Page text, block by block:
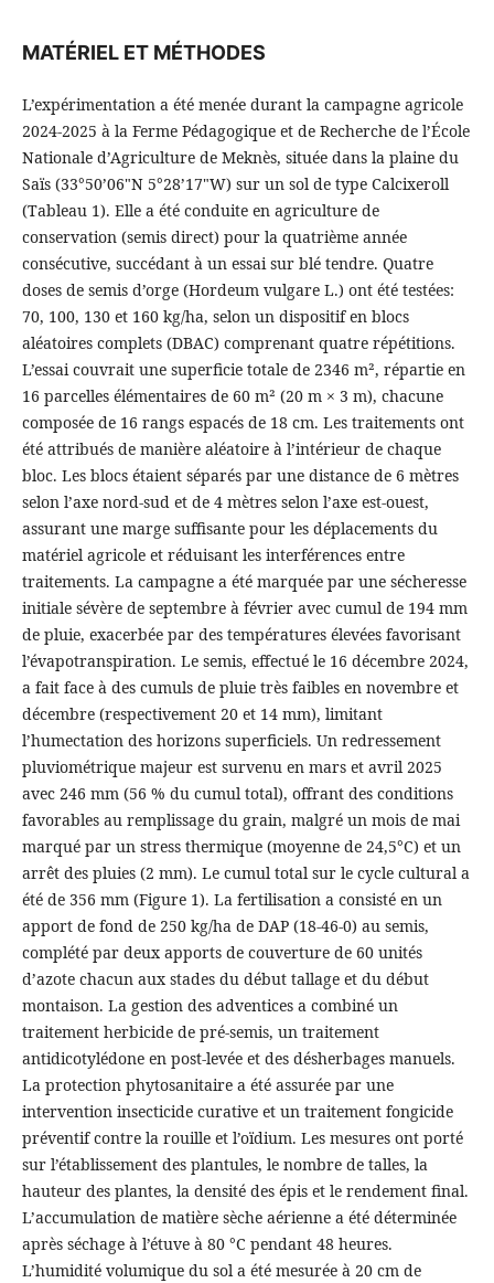
MATÉRIEL ET MÉTHODES
L’expérimentation a été menée durant la campagne agricole
2024-2025 à la Ferme Pédagogique et de Recherche de l’École
Nationale d’Agriculture de Meknès, située dans la plaine du
Saïs (33°50’06"N 5°28’17"W) sur un sol de type Calcixeroll
(Tableau 1). Elle a été conduite en agriculture de
conservation (semis direct) pour la quatrième année
consécutive, succédant à un essai sur blé tendre. Quatre
doses de semis d’orge (Hordeum vulgare L.) ont été testées:
70, 100, 130 et 160 kg/ha, selon un dispositif en blocs
aléatoires complets (DBAC) comprenant quatre répétitions.
L’essai couvrait une superficie totale de 2346 m², répartie en
16 parcelles élémentaires de 60 m² (20 m × 3 m), chacune
composée de 16 rangs espacés de 18 cm. Les traitements ont
été attribués de manière aléatoire à l’intérieur de chaque
bloc. Les blocs étaient séparés par une distance de 6 mètres
selon l’axe nord-sud et de 4 mètres selon l’axe est-ouest,
assurant une marge suffisante pour les déplacements du
matériel agricole et réduisant les interférences entre
traitements. La campagne a été marquée par une sécheresse
initiale sévère de septembre à février avec cumul de 194 mm
de pluie, exacerbée par des températures élevées favorisant
l’évapotranspiration. Le semis, effectué le 16 décembre 2024,
a fait face à des cumuls de pluie très faibles en novembre et
décembre (respectivement 20 et 14 mm), limitant
l’humectation des horizons superficiels. Un redressement
pluviométrique majeur est survenu en mars et avril 2025
avec 246 mm (56 % du cumul total), offrant des conditions
favorables au remplissage du grain, malgré un mois de mai
marqué par un stress thermique (moyenne de 24,5°C) et un
arrêt des pluies (2 mm). Le cumul total sur le cycle cultural a
été de 356 mm (Figure 1). La fertilisation a consisté en un
apport de fond de 250 kg/ha de DAP (18-46-0) au semis,
complété par deux apports de couverture de 60 unités
d’azote chacun aux stades du début tallage et du début
montaison. La gestion des adventices a combiné un
traitement herbicide de pré-semis, un traitement
antidicotylédone en post-levée et des désherbages manuels.
La protection phytosanitaire a été assurée par une
intervention insecticide curative et un traitement fongicide
préventif contre la rouille et l’oïdium. Les mesures ont porté
sur l’établissement des plantules, le nombre de talles, la
hauteur des plantes, la densité des épis et le rendement final.
L’accumulation de matière sèche aérienne a été déterminée
après séchage à l’étuve à 80 °C pendant 48 heures.
L’humidité volumique du sol a été mesurée à 20 cm de